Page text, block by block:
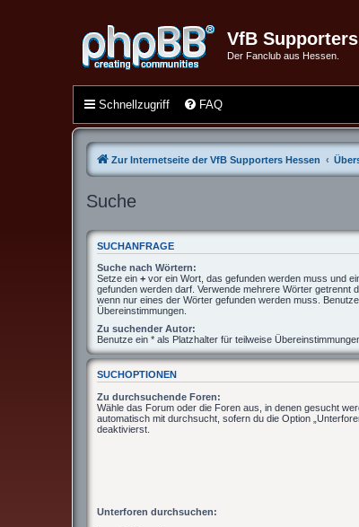
VfB
Der Fanclub aus Hessen.
Schnellzugriff FAQ
Zur Internetseite der VfB Supporters Hessen
Suche
SUCHANFRAGE
Suche nach Wörtern:
Setze ein + vor ein Wort, das gefunden werden muss und
gefunden werden darf. Verwende mehrere Wörter getrennt
wenn nur eines der Wörter gefunden werden muss.
Übereinstimmungen.
Zu suchender Autor:
Benutze ein * als Platzhalter für teilweise
SUCHOPTIONEN
Zu durchsuchende Foren:
Wähle das Forum oder die Foren aus, in denen gesucht
automatisch mit durchsucht, sofern du die Option
deaktivierst.
Unterforen durchsuchen: